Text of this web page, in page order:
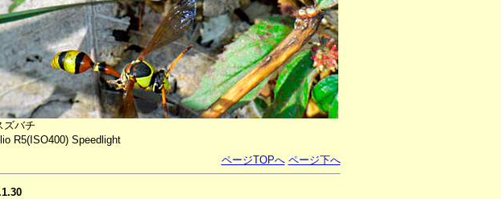
ズバチ
R5(ISO400) Speedlight
ページTOPへ ページ下へ